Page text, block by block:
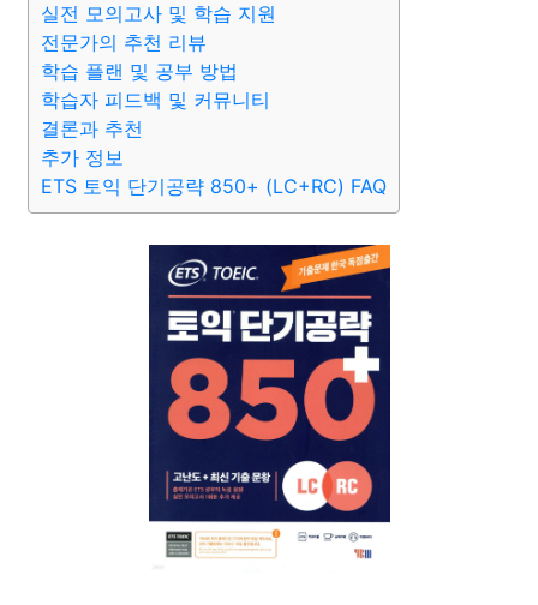
실전 모의고사 및 학습 지원
전문가의 추천 리뷰
학습 플랜 및 공부 방법
학습자 피드백 및 커뮤니티
결론과 추천
추가 정보
ETS 토익 단기공략 850+ (LC+RC) FAQ